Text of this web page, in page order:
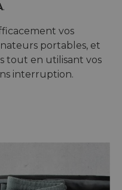
.
vos
portables, et
tout en utilisant vos
interruption.